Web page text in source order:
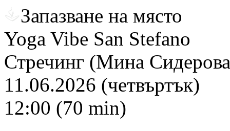
Запазване на място
Yoga Vibe San Stefano
Стречинг (Мина
11.06.2026 (четвъртък)
12:00 (70 min)